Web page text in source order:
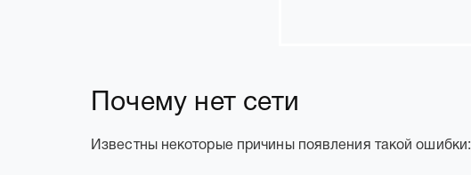
Почему нет сети
Известны некоторые причины появления такой ошибки: